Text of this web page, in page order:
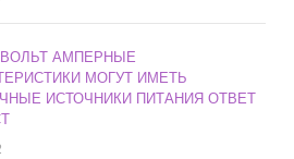
АМПЕРНЫЕ
МОГУТ ИМЕТЬ
ИСТОЧНИКИ ПИТАНИЯ ОТВЕТ